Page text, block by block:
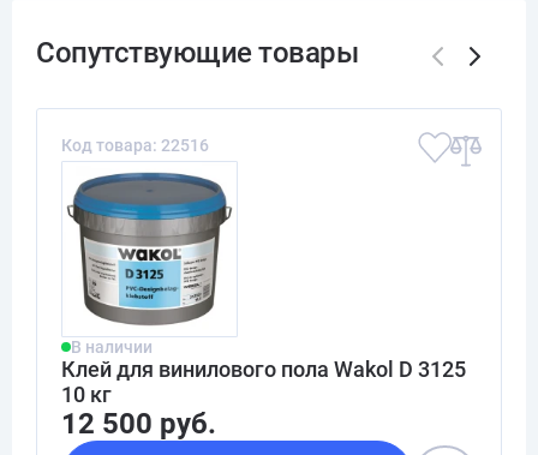
Код товара: 22516
В наличии
Клей для винилового пола Wakol D 3125
10 кг
12 500 руб.